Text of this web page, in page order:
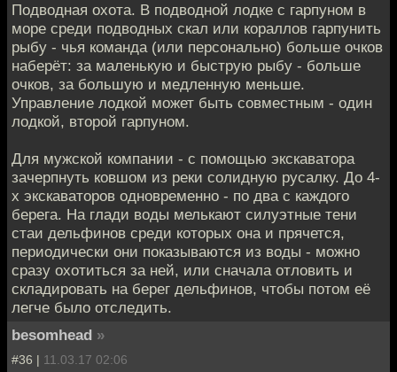
Подводная охота. В подводной лодке с гарпуном в
море среди подводных скал или кораллов гарпунить
рыбу - чья команда (или персонально) больше очков
наберёт: за маленькую и быструю рыбу - больше
очков, за большую и медленную меньше.
Управление лодкой может быть совместным - один
лодкой, второй гарпуном.
Для мужской компании - с помощью экскаватора
зачерпнуть ковшом из реки солидную русалку. До 4-
х экскаваторов одновременно - по два с каждого
берега. На глади воды мелькают силуэтные тени
стаи дельфинов среди которых она и прячется,
периодически они показываются из воды - можно
сразу охотиться за ней, или сначала отловить и
складировать на берег дельфинов, чтобы потом её
легче было отследить.
besomhead »
#36 | 11.03.17 02:06